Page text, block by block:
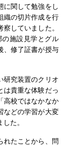
に関して勉強をし
織の切片作成を行
していました。
施設見学とグル
、修了証書が授与
研究装置のクリオ
は貴重な体験だっ
高校ではなかなか
などの学習が大変
た。
れたことから、問